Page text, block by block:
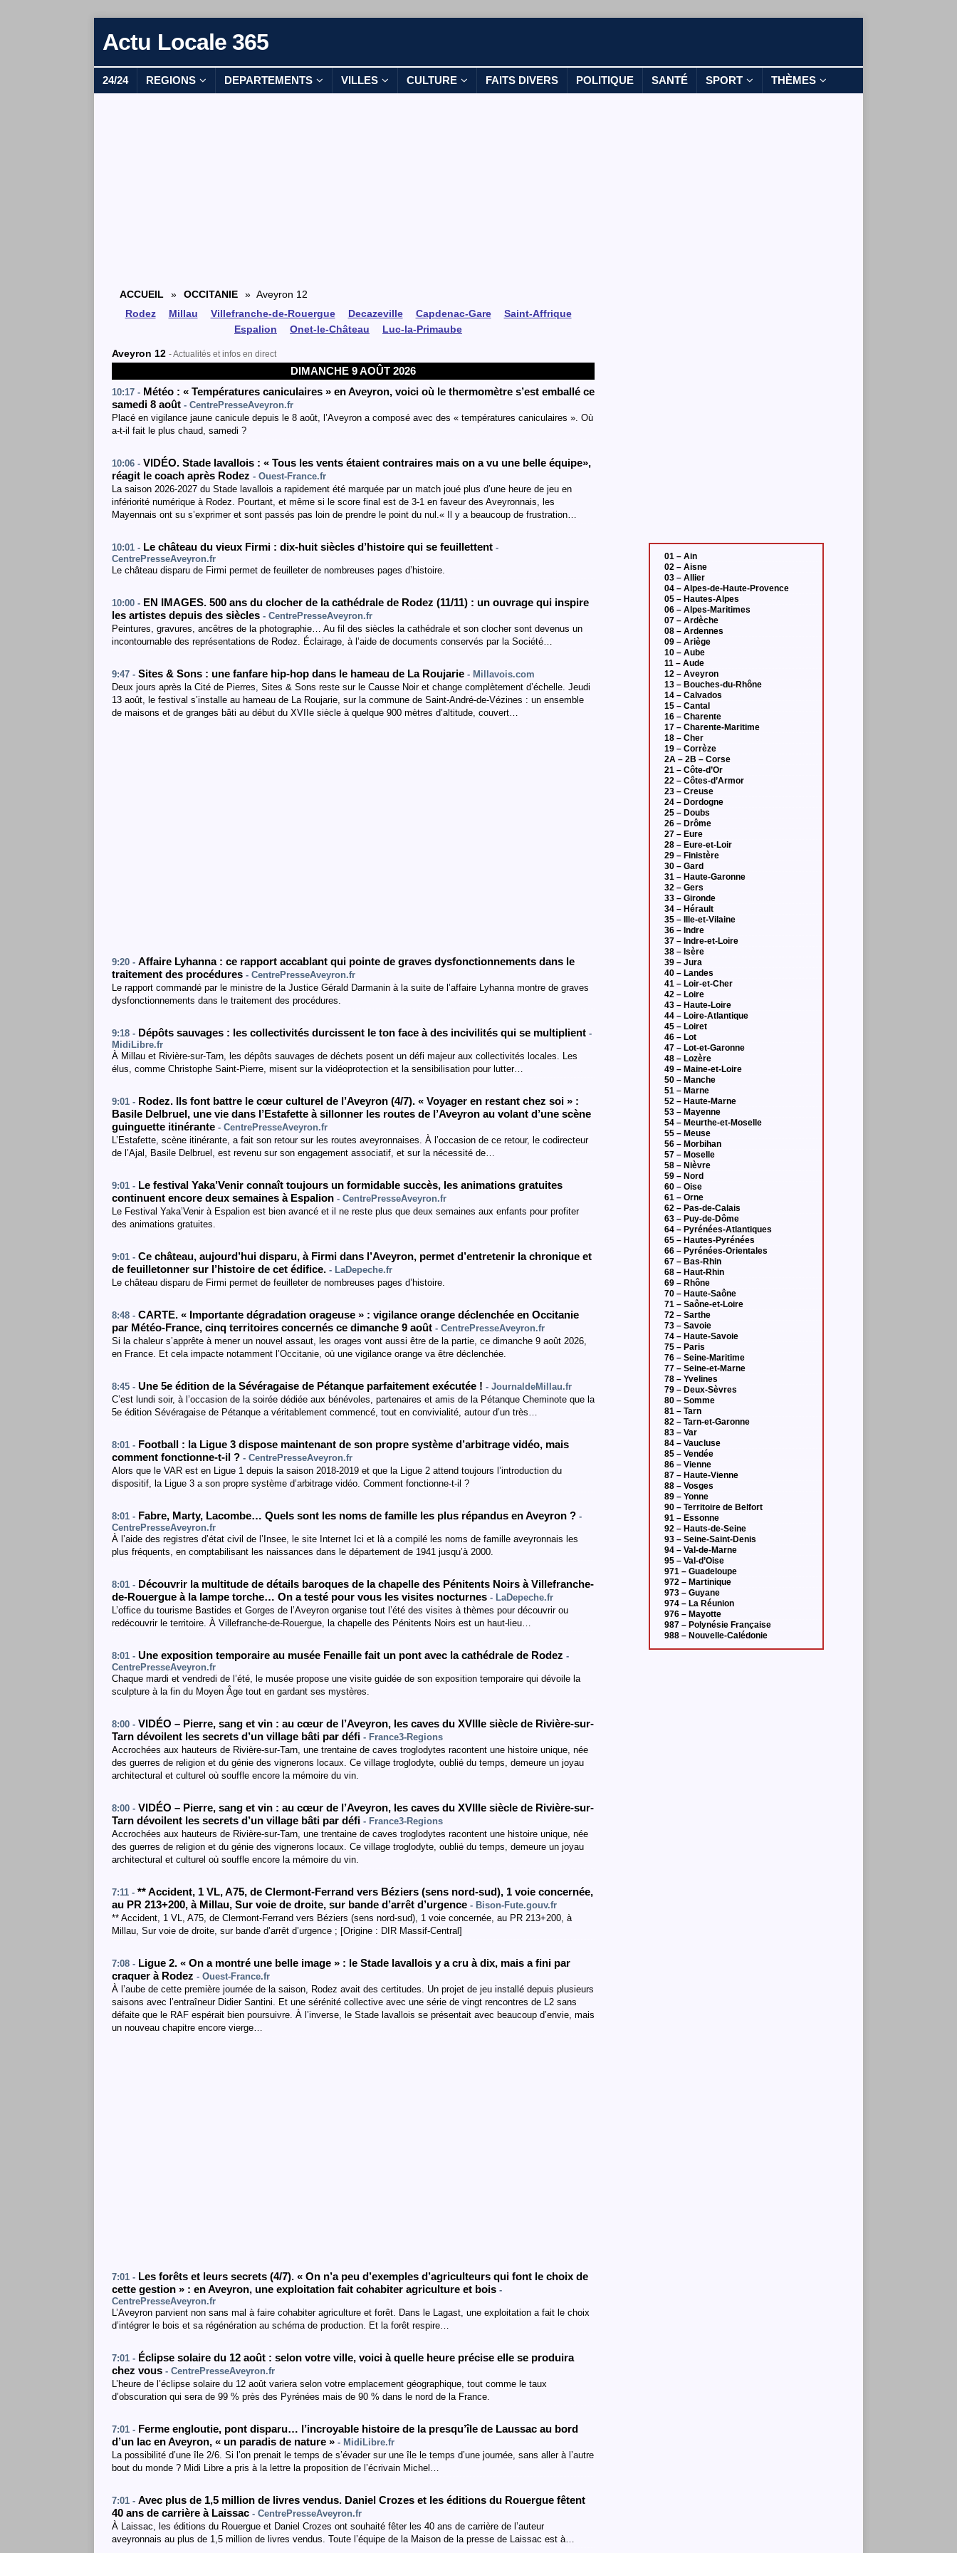
Actu Locale 365
24/24 REGIONS DEPARTEMENTS VILLES CULTURE FAITS DIVERS POLITIQUE SANTÉ SPORT THÈMES
ACCUEIL » OCCITANIE
» Aveyron 12
Rodez
Millau Villefranche-de-Rouergue Decazeville Capdenac-Gare
Saint-Affrique
Espalion
Onet-le-Château Luc-la-Primaube
Aveyron 12 - Actualités et infos en direct
DIMANCHE 9 AOÛT 2026
10:17 - Météo : « Températures caniculaires » en Aveyron, voici où le thermomètre s’est emballé ce
samedi 8 août - CentrePresseAveyron.fr
Placé en vigilance jaune canicule depuis le 8 août, l’Aveyron a composé avec des « températures caniculaires ». Où
a-t-il fait le plus chaud, samedi ?
10:06 - VIDÉO. Stade lavallois : « Tous les vents étaient contraires mais on a vu une belle équipe»,
réagit le coach après Rodez - Ouest-France.fr
La saison 2026-2027 du Stade lavallois a rapidement été marquée par un match joué plus d’une heure de jeu en
infériorité numérique à Rodez. Pourtant, et même si le score final est de 3-1 en faveur des Aveyronnais, les
Mayennais ont su s’exprimer et sont passés pas loin de prendre le point du nul.« Il y a beaucoup de frustration…
10:01 - Le château du vieux Firmi : dix-huit siècles d’histoire qui se feuillettent -
CentrePresseAveyron.fr
Le château disparu de Firmi permet de feuilleter de nombreuses pages d’histoire.
10:00 - EN IMAGES. 500 ans du clocher de la cathédrale de Rodez (11/11) : un ouvrage qui inspire
les artistes depuis des siècles - CentrePresseAveyron.fr
Peintures, gravures, ancêtres de la photographie… Au fil des siècles la cathédrale et son clocher sont devenus un
incontournable des représentations de Rodez. Éclairage, à l’aide de documents conservés par la Société…
9:47 - Sites & Sons : une fanfare hip-hop dans le hameau de La Roujarie - Millavois.com
Deux jours après la Cité de Pierres, Sites & Sons reste sur le Causse Noir et change complètement d’échelle. Jeudi
13 août, le festival s’installe au hameau de La Roujarie, sur la commune de Saint-André-de-Vézines : un ensemble
de maisons et de granges bâti au début du XVIIe siècle à quelque 900 mètres d’altitude, couvert…
9:20 - Affaire Lyhanna : ce rapport accablant qui pointe de graves dysfonctionnements dans le
traitement des procédures - CentrePresseAveyron.fr
Le rapport commandé par le ministre de la Justice Gérald Darmanin à la suite de l’affaire Lyhanna montre de graves
dysfonctionnements dans le traitement des procédures.
9:18 - Dépôts sauvages : les collectivités durcissent le ton face à des incivilités qui se multiplient -
MidiLibre.fr
À Millau et Rivière-sur-Tarn, les dépôts sauvages de déchets posent un défi majeur aux collectivités locales. Les
élus, comme Christophe Saint-Pierre, misent sur la vidéoprotection et la sensibilisation pour lutter…
9:01 - Rodez. Ils font battre le cœur culturel de l’Aveyron (4/7). « Voyager en restant chez soi » :
Basile Delbruel, une vie dans l’Estafette à sillonner les routes de l’Aveyron au volant d’une scène
guinguette itinérante - CentrePresseAveyron.fr
L’Estafette, scène itinérante, a fait son retour sur les routes aveyronnaises. À l’occasion de ce retour, le codirecteur
de l’Ajal, Basile Delbruel, est revenu sur son engagement associatif, et sur la nécessité de…
9:01 - Le festival Yaka’Venir connaît toujours un formidable succès, les animations gratuites
continuent encore deux semaines à Espalion - CentrePresseAveyron.fr
Le Festival Yaka’Venir à Espalion est bien avancé et il ne reste plus que deux semaines aux enfants pour profiter
des animations gratuites.
9:01 - Ce château, aujourd’hui disparu, à Firmi dans l’Aveyron, permet d’entretenir la chronique et
de feuilletonner sur l’histoire de cet édifice. - LaDepeche.fr
Le château disparu de Firmi permet de feuilleter de nombreuses pages d’histoire.
8:48 - CARTE. « Importante dégradation orageuse » : vigilance orange déclenchée en Occitanie
par Météo-France, cinq territoires concernés ce dimanche 9 août - CentrePresseAveyron.fr
Si la chaleur s’apprête à mener un nouvel assaut, les orages vont aussi être de la partie, ce dimanche 9 août 2026,
en France. Et cela impacte notamment l’Occitanie, où une vigilance orange va être déclenchée.
8:45 - Une 5e édition de la Sévéragaise de Pétanque parfaitement exécutée ! - JournaldeMillau.fr
C’est lundi soir, à l’occasion de la soirée dédiée aux bénévoles, partenaires et amis de la Pétanque Cheminote que la
5e édition Sévéragaise de Pétanque a véritablement commencé, tout en convivialité, autour d’un très…
8:01 - Football : la Ligue 3 dispose maintenant de son propre système d’arbitrage vidéo, mais
comment fonctionne-t-il ? - CentrePresseAveyron.fr
Alors que le VAR est en Ligue 1 depuis la saison 2018-2019 et que la Ligue 2 attend toujours l’introduction du
dispositif, la Ligue 3 a son propre système d’arbitrage vidéo. Comment fonctionne-t-il ?
8:01 - Fabre, Marty, Lacombe… Quels sont les noms de famille les plus répandus en Aveyron ? -
CentrePresseAveyron.fr
À l’aide des registres d’état civil de l’Insee, le site Internet Ici et là a compilé les noms de famille aveyronnais les
plus fréquents, en comptabilisant les naissances dans le département de 1941 jusqu’à 2000.
8:01 - Découvrir la multitude de détails baroques de la chapelle des Pénitents Noirs à Villefranche-
de-Rouergue à la lampe torche… On a testé pour vous les visites nocturnes - LaDepeche.fr
L’office du tourisme Bastides et Gorges de l’Aveyron organise tout l’été des visites à thèmes pour découvrir ou
redécouvrir le territoire. À Villefranche-de-Rouergue, la chapelle des Pénitents Noirs est un haut-lieu…
8:01 - Une exposition temporaire au musée Fenaille fait un pont avec la cathédrale de Rodez -
CentrePresseAveyron.fr
Chaque mardi et vendredi de l’été, le musée propose une visite guidée de son exposition temporaire qui dévoile la
sculpture à la fin du Moyen Âge tout en gardant ses mystères.
8:00 - VIDÉO – Pierre, sang et vin : au cœur de l’Aveyron, les caves du XVIIIe siècle de Rivière-sur-
Tarn dévoilent les secrets d’un village bâti par défi - France3-Regions
Accrochées aux hauteurs de Rivière-sur-Tarn, une trentaine de caves troglodytes racontent une histoire unique, née
des guerres de religion et du génie des vignerons locaux. Ce village troglodyte, oublié du temps, demeure un joyau
architectural et culturel où souffle encore la mémoire du vin.
8:00 - VIDÉO – Pierre, sang et vin : au cœur de l’Aveyron, les caves du XVIIIe siècle de Rivière-sur-
Tarn dévoilent les secrets d’un village bâti par défi - France3-Regions
Accrochées aux hauteurs de Rivière-sur-Tarn, une trentaine de caves troglodytes racontent une histoire unique, née
des guerres de religion et du génie des vignerons locaux. Ce village troglodyte, oublié du temps, demeure un joyau
architectural et culturel où souffle encore la mémoire du vin.
7:11 - **Accident, 1 VL,A75, de Clermont-Ferrand vers Béziers (sens nord-sud), 1 voie concernée,
au PR 213+200, à Millau, Sur voie de droite, sur bande d’arrêt d’urgence - Bison-Fute.gouv.fr
** Accident, 1 VL, A75, de Clermont-Ferrand vers Béziers (sens nord-sud), 1 voie concernée, au PR 213+200, à
Millau, Sur voie de droite, sur bande d’arrêt d’urgence ; [Origine : DIR Massif-Central]
7:08 - Ligue 2. « On a montré une belle image » : le Stade lavallois y a cru à dix, mais a fini par
craquer à Rodez - Ouest-France.fr
À l’aube de cette première journée de la saison, Rodez avait des certitudes. Un projet de jeu installé depuis plusieurs
saisons avec l’entraîneur Didier Santini. Et une sérénité collective avec une série de vingt rencontres de L2 sans
défaite que le RAF espérait bien poursuivre. À l’inverse, le Stade lavallois se présentait avec beaucoup d’envie, mais
un nouveau chapitre encore vierge…
7:01 - Les forêts et leurs secrets (4/7). « On n’a peu d’exemples d’agriculteurs qui font le choix de
cette gestion » : en Aveyron, une exploitation fait cohabiter agriculture et bois -
CentrePresseAveyron.fr
L’Aveyron parvient non sans mal à faire cohabiter agriculture et forêt. Dans le Lagast, une exploitation a fait le choix
d’intégrer le bois et sa régénération au schéma de production. Et la forêt respire…
7:01 - Éclipse solaire du 12 août : selon votre ville, voici à quelle heure précise elle se produira
chez vous - CentrePresseAveyron.fr
L’heure de l’éclipse solaire du 12 août variera selon votre emplacement géographique, tout comme le taux
d’obscuration qui sera de 99 % près des Pyrénées mais de 90 % dans le nord de la France.
7:01 - Ferme engloutie, pont disparu… l’incroyable histoire de la presqu’île de Laussac au bord
d’un lac en Aveyron, « un paradis de nature » - MidiLibre.fr
La possibilité d’une île 2/6. Si l’on prenait le temps de s’évader sur une île le temps d’une journée, sans aller à l’autre
bout du monde ? Midi Libre a pris à la lettre la proposition de l’écrivain Michel…
7:01 - Avec plus de 1,5 million de livres vendus. Daniel Crozes et les éditions du Rouergue fêtent
40 ans de carrière à Laissac - CentrePresseAveyron.fr
À Laissac, les éditions du Rouergue et Daniel Crozes ont souhaité fêter les 40 ans de carrière de l’auteur
aveyronnais au plus de 1,5 million de livres vendus. Toute l’équipe de la Maison de la presse de Laissac est à…
01 – Ain
02 – Aisne
03 – Allier
04 – Alpes-de-Haute-Provence
05 – Hautes-Alpes
06 – Alpes-Maritimes
07 – Ardèche
08 – Ardennes
09 – Ariège
10 – Aube
11 – Aude
12 – Aveyron
13 – Bouches-du-Rhône
14 – Calvados
15 – Cantal
16 – Charente
17 – Charente-Maritime
18 – Cher
19 – Corrèze
2A – 2B – Corse
21 – Côte-d’Or
22 – Côtes-d’Armor
23 – Creuse
24 – Dordogne
25 – Doubs
26 – Drôme
27 – Eure
28 – Eure-et-Loir
29 – Finistère
30 – Gard
31 – Haute-Garonne
32 – Gers
33 – Gironde
34 – Hérault
35 – Ille-et-Vilaine
36 – Indre
37 – Indre-et-Loire
38 – Isère
39 – Jura
40 – Landes
41 – Loir-et-Cher
42 – Loire
43 – Haute-Loire
44 – Loire-Atlantique
45 – Loiret
46 – Lot
47 – Lot-et-Garonne
48 – Lozère
49 – Maine-et-Loire
50 – Manche
51 – Marne
52 – Haute-Marne
53 – Mayenne
54 – Meurthe-et-Moselle
55 – Meuse
56 – Morbihan
57 – Moselle
58 – Nièvre
59 – Nord
60 – Oise
61 – Orne
62 – Pas-de-Calais
63 – Puy-de-Dôme
64 – Pyrénées-Atlantiques
65 – Hautes-Pyrénées
66 – Pyrénées-Orientales
67 – Bas-Rhin
68 – Haut-Rhin
69 – Rhône
70 – Haute-Saône
71 – Saône-et-Loire
72 – Sarthe
73 – Savoie
74 – Haute-Savoie
75 – Paris
76 – Seine-Maritime
77 – Seine-et-Marne
78 – Yvelines
79 – Deux-Sèvres
80 – Somme
81 – Tarn
82 – Tarn-et-Garonne
83 – Var
84 – Vaucluse
85 – Vendée
86 – Vienne
87 – Haute-Vienne
88 – Vosges
89 – Yonne
90 – Territoire de Belfort
91 – Essonne
92 – Hauts-de-Seine
93 – Seine-Saint-Denis
94 – Val-de-Marne
95 – Val-d’Oise
971 – Guadeloupe
972 – Martinique
973 – Guyane
974 – La Réunion
976 – Mayotte
987 – Polynésie Française
988 – Nouvelle-Calédonie